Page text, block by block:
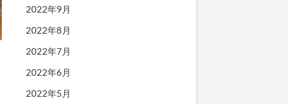
2022年9月
2022年8月
2022年7月
2022年6月
2022年5月